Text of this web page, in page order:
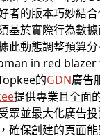
者的版本巧妙結
基於實際行為數
此動態調整預算
的GDN廣告
提供專業且全面
眾並最大化廣告
確保創建的頁面